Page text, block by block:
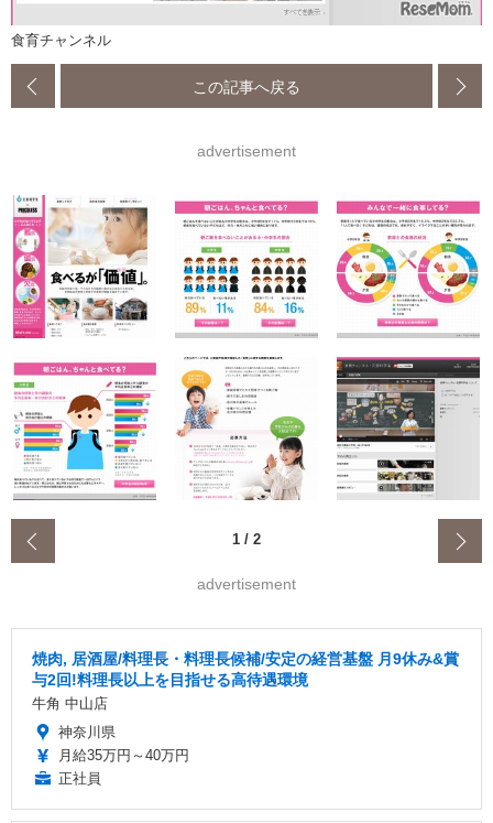
食育チャンネル
この記事へ戻る
advertisement
1 / 2
advertisement
焼肉, 居酒屋/料理長・料理長候補/安定の経営基盤 月9休み&賞
与2回!料理長以上を目指せる高待遇環境
牛角 中山店
神奈川県
月給35万円～40万円
正社員